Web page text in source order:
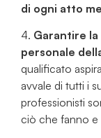
di ogni atto
4. Garantire
personale
qualificato
avvale di tutti i
professionisti
ciò che fanno e